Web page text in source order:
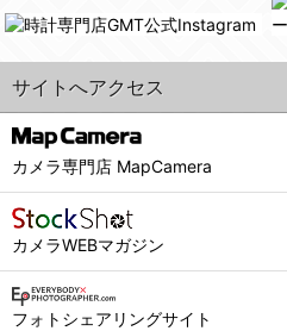
サイトへアクセス
カメラ専門店 MapCamera
カメラWEBマガジン
フォトシェアリングサイト